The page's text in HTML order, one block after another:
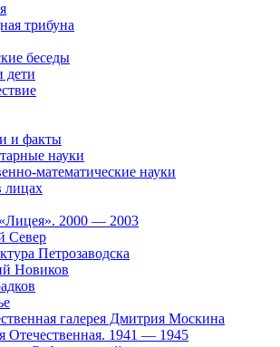
трибуна
беседы
дети
и факты
науки
математические науки
лицах
2000 — 2003
Север
Петрозаводска
Новиков
галерея Дмитрия Москина
Отечественная. 1941 — 1945